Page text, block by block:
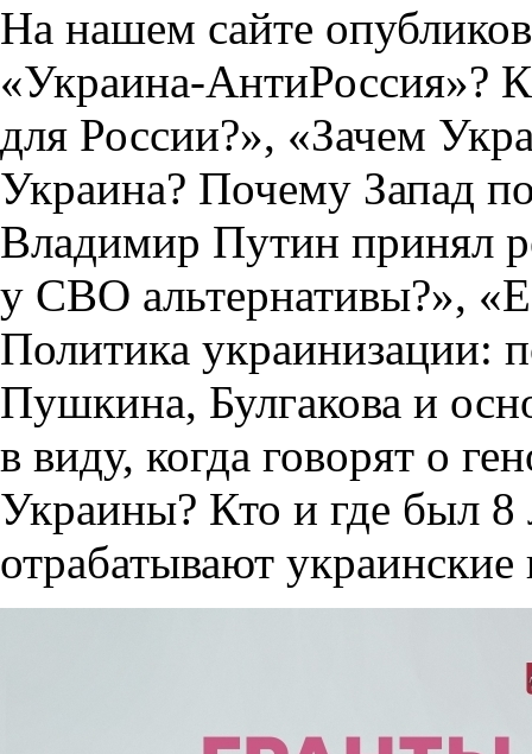
На нашем сайте
«Украина-АнтиРоссия»?
для России?», «Зачем
Украина? Почему Запад
Владимир Путин принял
у СВО альтернативы?»,
Политика украинизации:
Пушкина, Булгакова и
в виду, когда говорят о
Украины? Кто и где был 8
отрабатывают украинские